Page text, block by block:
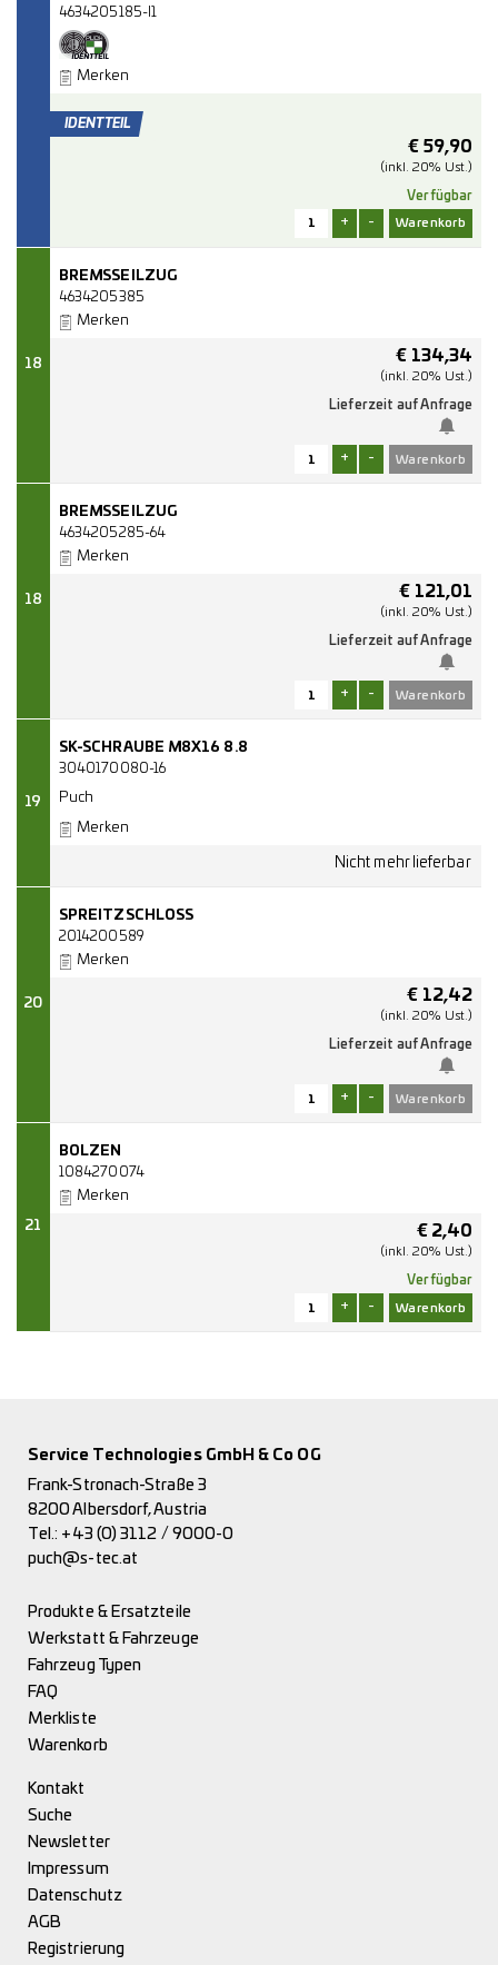
4634205185-I1
Merken
€ 59,90
(inkl. 20% Ust.)
Verfügbar
+ -
18
BREMSSEILZUG
4634205385
Merken
€ 134,34
(inkl. 20% Ust.)
Lieferzeit auf Anfrage
+ -
18
BREMSSEILZUG
4634205285-64
Merken
€ 121,01
(inkl. 20% Ust.)
Lieferzeit auf Anfrage
+ -
19
SK-SCHRAUBE M8X16 8.8
3040170080-16
Puch
Merken
20
SPREITZSCHLOSS
2014200589
Merken
€ 12,42
(inkl. 20% Ust.)
Lieferzeit auf Anfrage
+ -
21
BOLZEN
1084270074
Merken
€ 2,40
(inkl. 20% Ust.)
Verfügbar
+ -
Service Technologies GmbH & Co OG
Frank-Stronach-Straße 3
8200 Albersdorf, Austria
Tel.: +43 (0) 3112 / 9000-0
puch@s-tec.at
Produkte & Ersatzteile
Werkstatt & Fahrzeuge
Fahrzeug Typen
FAQ
Merkliste
Warenkorb
Kontakt
Suche
Newsletter
Impressum
Datenschutz
AGB
Registrierung